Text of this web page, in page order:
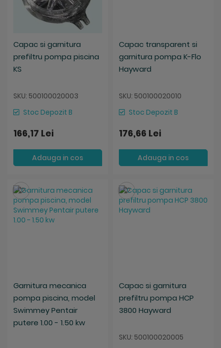
Capac si garnitura
prefiltru pompa piscina
KS
SKU: 500100020003
Stoc Depozit B
166,17 Lei
Adauga in cos
Capac transparent si
garnitura pompa K-Flo
Hayward
SKU: 500100020010
Stoc Depozit B
176,66 Lei
Adauga in cos
Garnitura mecanica
pompa piscina, model
Swimmey Pentair
putere 1.00 - 1.50 kw
Salveaza
Capac si garnitura
prefiltru pompa HCP
3800 Hayward
SKU: 500100020005
Salveaza